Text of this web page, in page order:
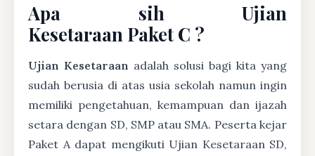
Apa sih Ujian
Kesetaraan Paket C ?
Ujian Kesetaraan adalah solusi bagi kita yang
sudah berusia di atas usia sekolah namun ingin
memiliki pengetahuan, kemampuan dan ijazah
setara dengan SD, SMP atau SMA. Peserta kejar
Paket A dapat mengikuti Ujian Kesetaraan SD,